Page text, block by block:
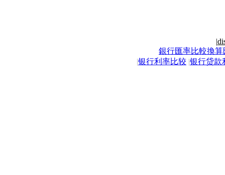
|
銀行匯率比較換算
|银行利率比较 |银行贷款